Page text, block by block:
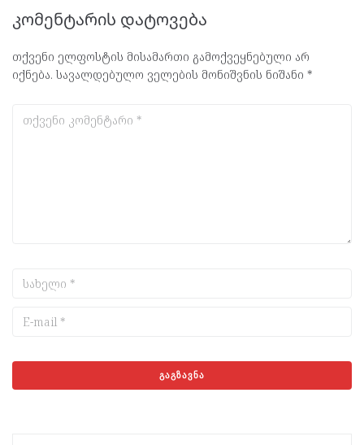
კომენტარის დატოვება
თქვენი ელფოსტის მისამართი გამოქვეყნებული არ
იქნება. სავალდებულო ველების მონიშვნის ნიშანი *